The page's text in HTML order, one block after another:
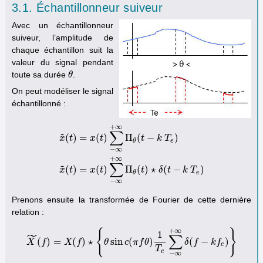
3.1. Échantillonneur suiveur
Avec un échantillonneur
suiveur, l’amplitude de
chaque échantillon suit la
valeur du signal pendant
toute sa durée θ
θ.
On peut modéliser le signal
échantillonné :
x
˜(t)
x
˜(t)
= x(t) ∑
−∞
+∞
Πθ(t − k Te )
= x(t) ∑
−∞
+∞
Πθ(t) ⋆ δ(t − k Te )
+ ∞Π
Prenons ensuite la transformée de Fourier de cette dernière
relation :
X
˜( f) = X( f) ⋆ { θ sinc(πfθ)
1
Te ∑
−∞
+∞
δ( f − kfe ) }
X~ (f)= X( )⋆ {θ sinc(πfθ)1Te∑−∞ ∞ (f− kf e)}